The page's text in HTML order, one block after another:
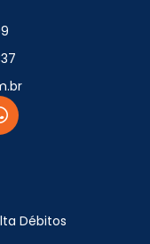
Débitos